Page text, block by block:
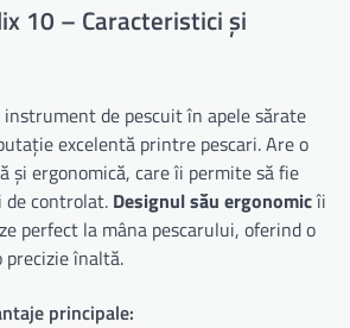
10 – Caracteristici și
de pescuit în apele sărate
excelentă printre pescari. Are o
și ergonomică, care îi permite să fie
de controlat. Designul său ergonomicîi
perfect la mâna pescarului, oferind o
înaltă.
principale: